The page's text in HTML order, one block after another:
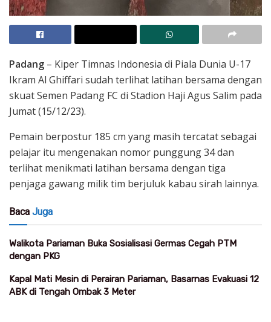
Padang – Kiper Timnas Indonesia di Piala Dunia U-17
Ikram Al Ghiffari sudah terlihat latihan bersama dengan
skuat Semen Padang FC di Stadion Haji Agus Salim pada
Jumat (15/12/23).
Pemain berpostur 185 cm yang masih tercatat sebagai
pelajar itu mengenakan nomor punggung 34 dan
terlihat menikmati latihan bersama dengan tiga
penjaga gawang milik tim berjuluk kabau sirah lainnya.
Baca Juga
Walikota Pariaman Buka Sosialisasi Germas Cegah PTM
dengan PKG
Kapal Mati Mesin di Perairan Pariaman, Basarnas Evakuasi 12
ABK di Tengah Ombak 3 Meter